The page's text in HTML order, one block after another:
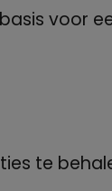
voor
te